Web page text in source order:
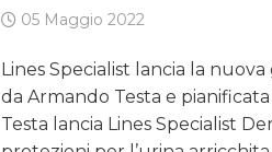
05 Maggio 2022
Lines Specialist lancia la
da Armando Testa e
Testa lancia Lines Specialist